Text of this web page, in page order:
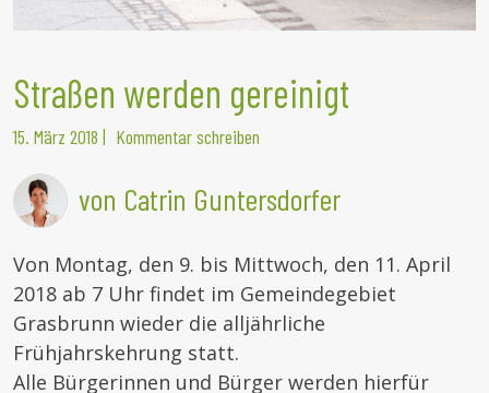
Straßen werden gereinigt
15. März 2018 | Kommentar schreiben
von Catrin Guntersdorfer
Von Montag, den 9. bis Mittwoch, den 11. April
2018 ab 7 Uhr findet im Gemeindegebiet
Grasbrunn wieder die alljährliche
Frühjahrskehrung statt.
Alle Bürgerinnen und Bürger werden hierfür